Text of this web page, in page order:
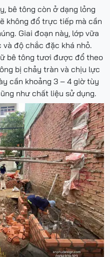
bê tông còn ở dạng lỏng
không đổ trực tiếp mà cần
Giai đoạn này, lớp vữa
và độ chắc đặc khá nhỏ.
bê tông tươi được đổ theo
bị chảy tràn và chịu lực
cần khoảng 3 – 4 giờ tùy
như chất liệu sử dụng.